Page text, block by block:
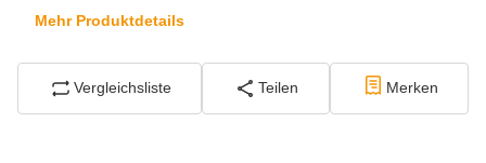
Mehr Produktdetails
Vergleichsliste Teilen Merken